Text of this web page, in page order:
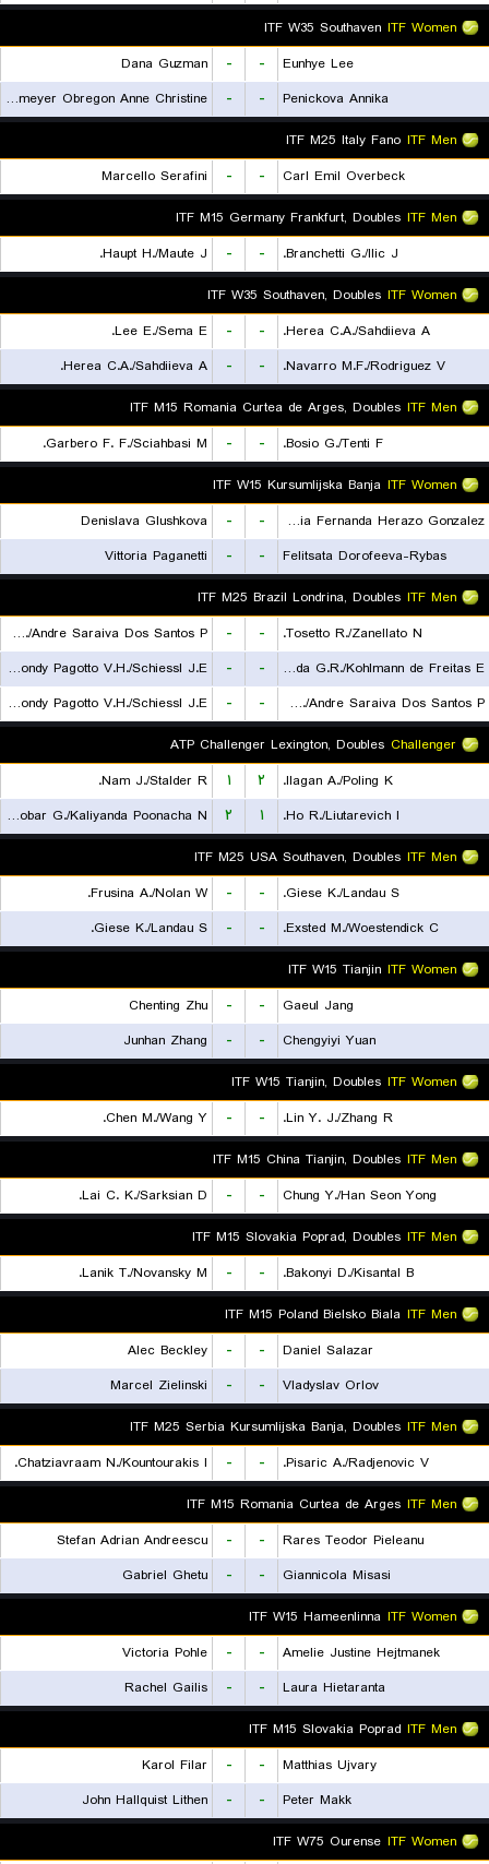
ITF Women
ITF W35 Southaven
Eunhye Lee
-
-
Dana Guzman
Penickova Annika
-
-
Lutkemeyer Obregon Anne Christine
ITF Men
ITF M25 Italy Fano
Carl Emil Overbeck
-
-
Marcello Serafini
ITF Men
ITF M15 Germany Frankfurt, Doubles
Branchetti G./Ilic J.
-
-
Haupt H./Maute J.
ITF Women
ITF W35 Southaven, Doubles
Herea C.A./Sahdiieva A.
-
-
Lee E./Sema E.
Navarro M.F./Rodriguez V.
-
-
Herea C.A./Sahdiieva A.
ITF Men
ITF M15 Romania Curtea de Arges, Doubles
Bosio G./Tenti F.
-
-
Garbero F. F./Sciahbasi M.
ITF Women
ITF W15 Kursumlijska Banja
Maria Fernanda Herazo Gonzalez
-
-
Denislava Glushkova
Felitsata Dorofeeva-Rybas
-
-
Vittoria Paganetti
ITF Men
ITF M25 Brazil Londrina, Doubles
Tosetto R./Zanellato N.
-
-
Leite W./Andre Saraiva Dos Santos P.
de Almeida G.R./Kohlmann de Freitas E.
-
-
Remondy Pagotto V.H./Schiessl J.E.
Leite W./Andre Saraiva Dos Santos P.
-
-
Remondy Pagotto V.H./Schiessl J.E.
Challenger
ATP Challenger Lexington, Doubles
Ilagan A./Poling K.
۲ ۱
Nam J./Stalder R.
Ho R./Liutarevich I.
۱ ۲
Escobar G./Kaliyanda Poonacha N.
ITF Men
ITF M25 USA Southaven, Doubles
Giese K./Landau S.
-
-
Frusina A./Nolan W.
Exsted M./Woestendick C.
-
-
Giese K./Landau S.
ITF Women
ITF W15 Tianjin
Gaeul Jang
-
-
Chenting Zhu
Chengyiyi Yuan
-
-
Junhan Zhang
ITF Women
ITF W15 Tianjin, Doubles
Lin Y. J./Zhang R.
-
-
Chen M./Wang Y.
ITF Men
ITF M15 China Tianjin, Doubles
Chung Y./Han Seon Yong
-
-
Lai C. K./Sarksian D.
ITF Men
ITF M15 Slovakia Poprad, Doubles
Bakonyi D./Kisantal B.
-
-
Lanik T./Novansky M.
ITF Men
ITF M15 Poland Bielsko Biala
Daniel Salazar
-
-
Alec Beckley
Vladyslav Orlov
-
-
Marcel Zielinski
ITF Men
ITF M25 Serbia Kursumlijska Banja, Doubles
Pisaric A./Radjenovic V.
-
-
Chatziavraam N./Kountourakis I.
ITF Men
ITF M15 Romania Curtea de Arges
Rares Teodor Pieleanu
-
-
Stefan Adrian Andreescu
Giannicola Misasi
-
-
Gabriel Ghetu
ITF Women
ITF W15 Hameenlinna
Amelie Justine Hejtmanek
-
-
Victoria Pohle
Laura Hietaranta
-
-
Rachel Gailis
ITF Men
ITF M15 Slovakia Poprad
Matthias Ujvary
-
-
Karol Filar
Peter Makk
-
-
John Hallquist Lithen
ITF Women
ITF W75 Ourense